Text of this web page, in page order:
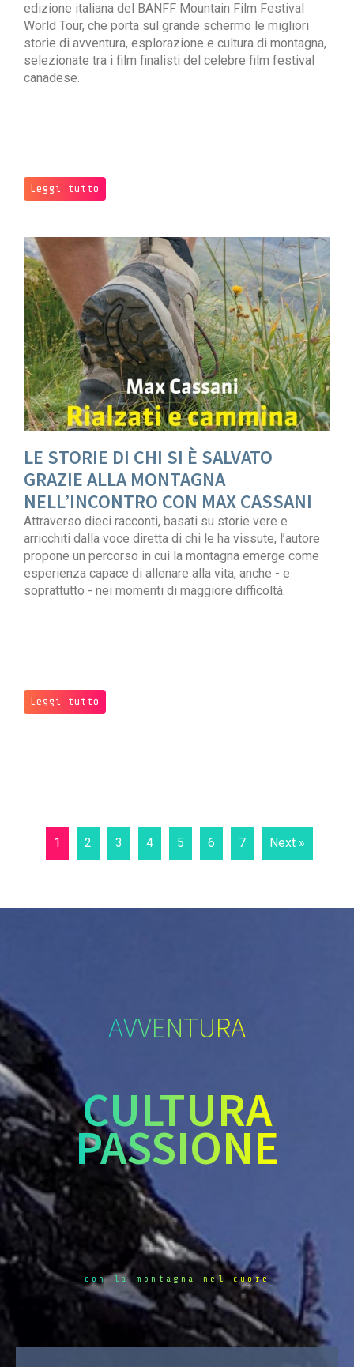
edizione italiana del BANFF Mountain Film Festival
World Tour, che porta sul grande schermo le migliori
storie di avventura, esplorazione e cultura di montagna,
selezionate tra i film finalisti del celebre film festival
canadese.
Leggi tutto
LE STORIE DI CHI SI È SALVATO
GRAZIE ALLA MONTAGNA
NELL’INCONTRO CON MAX CASSANI
Attraverso dieci racconti, basati su storie vere e
arricchiti dalla voce diretta di chi le ha vissute, l’autore
propone un percorso in cui la montagna emerge come
esperienza capace di allenare alla vita, anche - e
soprattutto - nei momenti di maggiore difficoltà.
Leggi tutto
1 2 3 4 5 6 7 Next »
AVVENTURA
CULTURA
PASSIONE
con la montagna nel cuore